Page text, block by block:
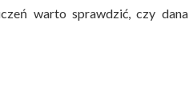
warto sprawdzić, czy dana